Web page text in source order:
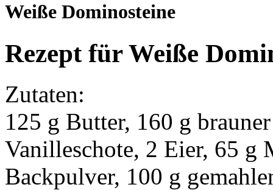
Weiße Dominosteine
Rezept für Weiße
Zutaten:
125 g Butter, 160 g
Vanilleschote, 2 Eier, 65 g
Backpulver, 100 g